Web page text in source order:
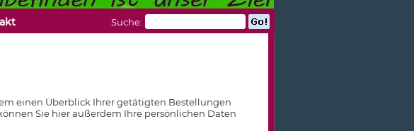
einen Überblick Ihrer getätigten Bestellungen
Sie hier außerdem Ihre persönlichen Daten
Suche: